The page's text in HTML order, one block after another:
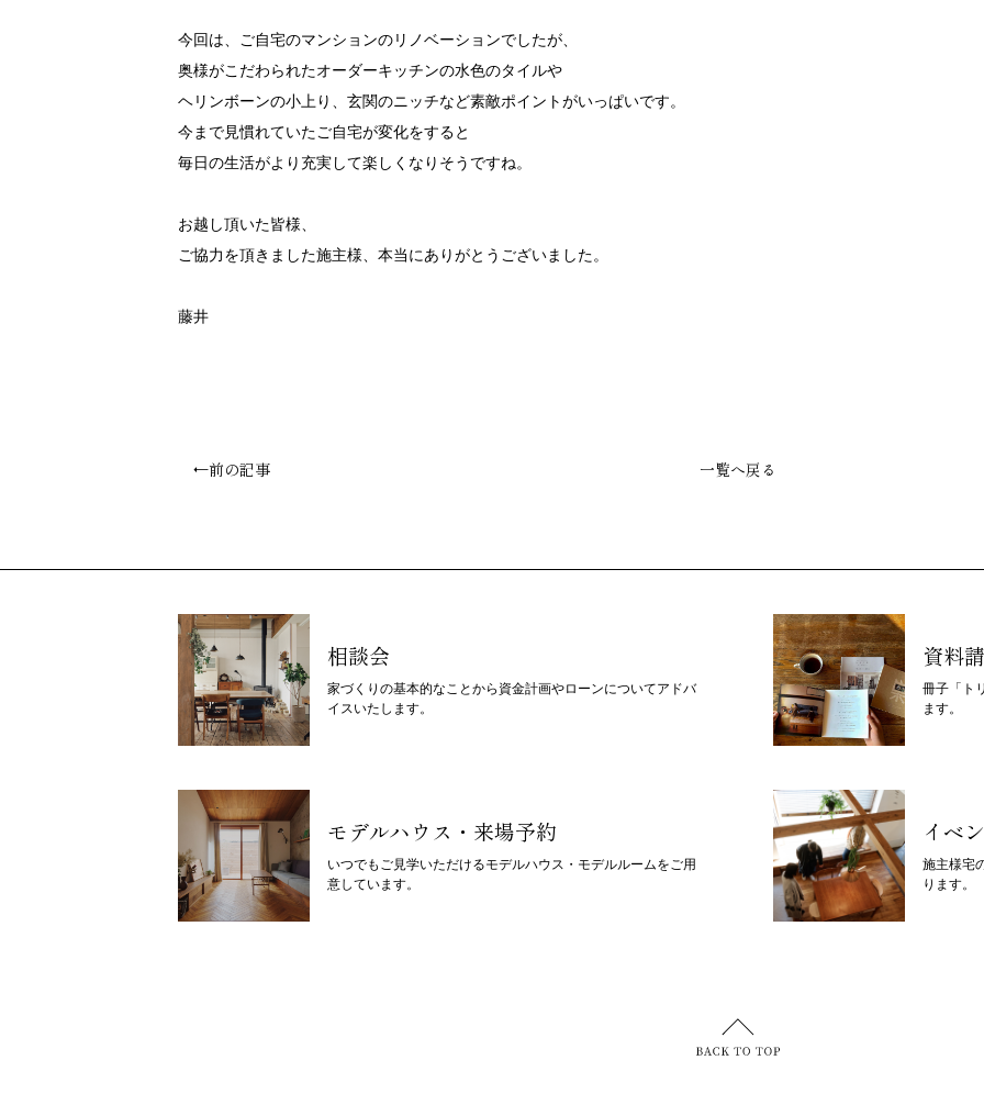
今回は、ご自宅のマンションのリノベーションでしたが、
奥様がこだわられたオーダーキッチンの水色のタイルや
ヘリンボーンの小上り、玄関のニッチなど素敵ポイントがいっぱいです。
今まで見慣れていたご自宅が変化をすると
毎日の生活がより充実して楽しくなりそうですね。
お越し頂いた皆様、
ご協力を頂きました施主様、本当にありがとうございました。
藤井
←前の記事 一覧へ戻る
相談会
家づくりの基本的なことから資金計画やローンについてアドバ
イスいたします。
資料
冊子「ト
ます。
モデルハウス・来場予約
いつでもご見学いただけるモデルハウス・モデルルームをご用
意しています。
イベ
施主様宅
ります。